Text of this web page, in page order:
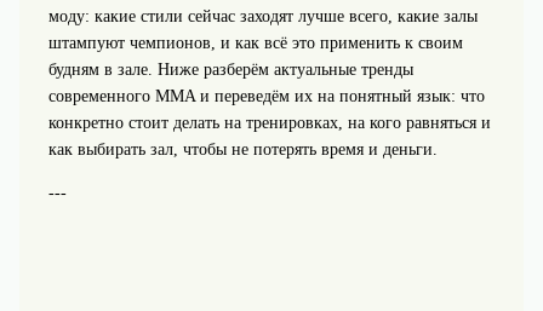
моду: какие стили сейчас заходят лучше всего, какие залы
штампуют чемпионов, и как всё это применить к своим
будням в зале. Ниже разберём актуальные тренды
современного MMA и переведём их на понятный язык: что
конкретно стоит делать на тренировках, на кого равняться и
как выбирать зал, чтобы не потерять время и деньги.
---